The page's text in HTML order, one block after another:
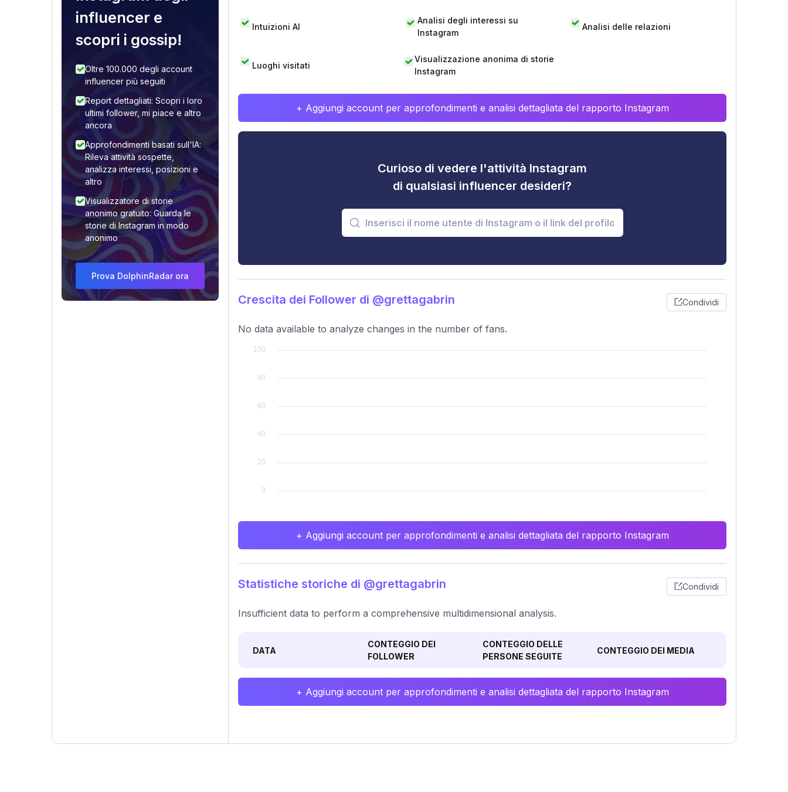
influencer e
scopri i gossip!
Oltre 100.000 degli account
influencer più seguiti
Report dettagliati: Scopri i loro
ultimi follower, mi piace e altro
ancora
Approfondimenti basati sull'IA:
Rileva attività sospette,
analizza interessi, posizioni e
altro
Visualizzatore di storie
anonimo gratuito: Guarda le
storie di Instagram in modo
anonimo
Prova DolphinRadar ora
Intuizioni AI
Analisi degli interessi su
Instagram
Analisi delle relazioni
Luoghi visitati
Visualizzazione anonima di storie
Instagram
+ Aggiungi account per approfondimenti e analisi dettagliata del rapporto Instagram
Curioso di vedere l'attività Instagram
di qualsiasi influencer desideri?
Crescita dei Follower di @grettagabrin Condividi
No data available to analyze changes in the number of fans.
+ Aggiungi account per approfondimenti e analisi dettagliata del rapporto Instagram
Statistiche storiche di @grettagabrin Condividi
Insufficient data to perform a comprehensive multidimensional analysis.
DATA
CONTEGGIO DEI
FOLLOWER
CONTEGGIO DELLE
PERSONE SEGUITE
CONTEGGIO DEI MEDIA
+ Aggiungi account per approfondimenti e analisi dettagliata del rapporto Instagram